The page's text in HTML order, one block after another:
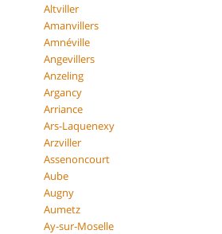
Altviller
Amanvillers
Amnéville
Angevillers
Anzeling
Argancy
Arriance
Ars-Laquenexy
Arzviller
Assenoncourt
Aube
Augny
Aumetz
Ay-sur-Moselle